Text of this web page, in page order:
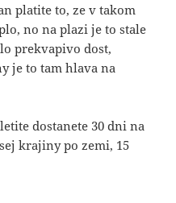
platite to, ze v takom
no na plazi je to stale
prekvapivo dost,
je to tam hlava na
dostanete 30 dni na
krajiny po zemi, 15